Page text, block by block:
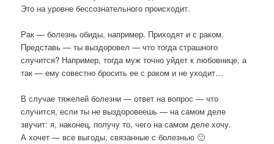
Это на уровне бессознательного происходит.
Рак — болезнь обиды, например. Приходят и с раком.
Представь — ты выздоровел — что тогда страшного
случится? Например, тогда муж точно уйдет к любовнице, а
так — ему совестно бросить ее с раком и не уходит…
В случае тяжелей болезни — ответ на вопрос — что
случится, если ты не выздоровеешь — на самом деле
звучит: я, наконец, получу то, чего на самом деле хочу.
А хочет — все выгоды, связанные с болезнью 🙂